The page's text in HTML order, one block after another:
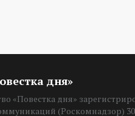
дня»
«Повестка дня»
(Роскомнадзор)